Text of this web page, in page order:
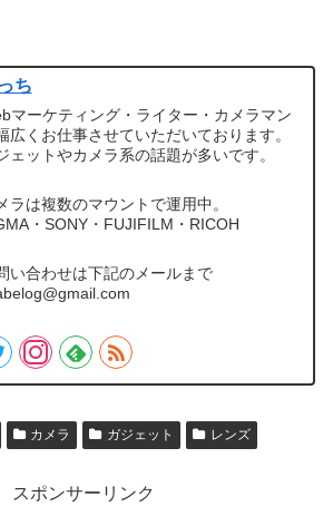
ち
マーケティング・ライター・カメラマン
広くお仕事させていただいております。
ェットやカメラ系の話題が多いです。
ラは複数のマウントで運用中。
・SONY・FUJIFILM・RICOH
い合わせは下記のメールまで
カメラ ガジェット レンズ
スポンサーリンク